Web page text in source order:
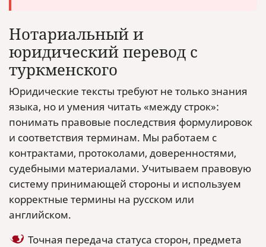
Нотариальный и
юридический перевод с
туркменского
Юридические тексты требуют не только знания
языка, но и умения читать «между строк»:
понимать правовые последствия формулировок
и соответствия терминам. Мы работаем с
контрактами, протоколами, доверенностями,
судебными материалами. Учитываем правовую
систему принимающей стороны и используем
корректные термины на русском или
английском.
Точная передача статуса сторон, предмета